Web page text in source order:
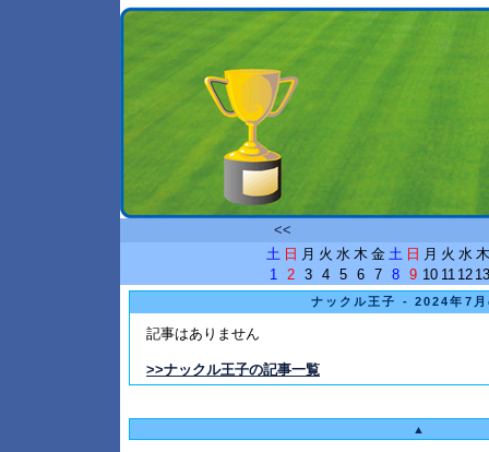
<<
土 日 月 火 水 木 金 土 日 月 火 水 木
1
2 3 4 5 6 7 8 9 10 11 12 13
ナックル王子 - 2024年7月
記事はありません
>>ナックル王子の記事一覧
▲